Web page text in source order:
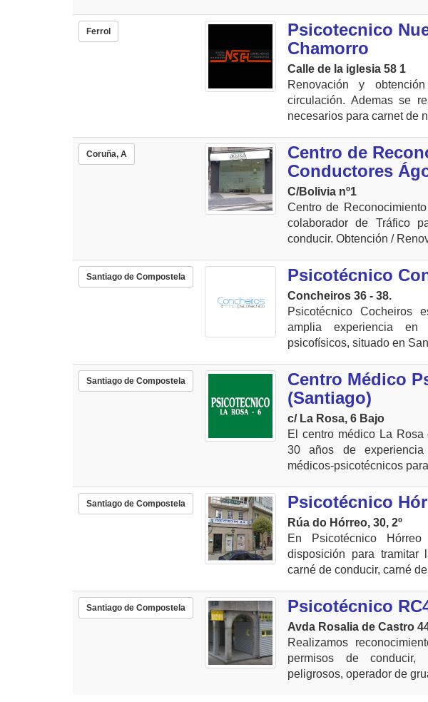
Ferrol
Psicotecnico
Chamorro
Calle de la iglesia 58 1
Renovación y
circulación. Ademas se
necesarios para carnet de
Coruña, A
Centro de
Conductores
C/Bolivia nº1
Centro de
colaborador de Tráfico
conducir. Obtención /
Santiago de Compostela Psicotécnico
Concheiros 36 - 38.
Psicotécnico Cocheiros
amplia experiencia en
psicofísicos, situado en
Santiago de Compostela
Centro Médico
(Santiago)
c/ La Rosa, 6 Bajo
El centro médico La
30 años de
médicos-psicotécnicos
Santiago de Compostela Psicotécnico
Rúa do Hórreo, 30, 2º
En Psicotécnico
disposición para
carné de conducir, carné
Santiago de Compostela Psicotécnico
Avda Rosalia de Castro
Realizamos
permisos de conducir,
peligrosos, operador de